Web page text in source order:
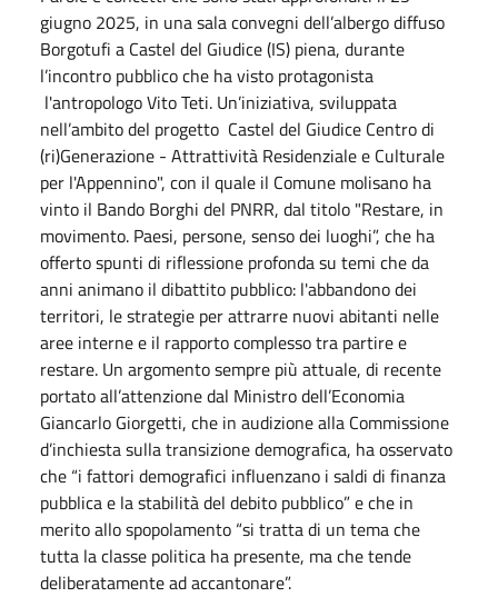
giugno 2025, in una sala convegni dell’albergo diffuso
Borgotufi a Castel del Giudice (IS) piena, durante
l’incontro pubblico che ha visto protagonista
l'antropologo Vito Teti. Un’iniziativa, sviluppata
nell’ambito del progetto Castel del Giudice Centro di
(ri)Generazione - Attrattività Residenziale e Culturale
per l'Appennino", con il quale il Comune molisano ha
vinto il Bando Borghi del PNRR, dal titolo "Restare, in
movimento. Paesi, persone, senso dei luoghi”, che ha
offerto spunti di riflessione profonda su temi che da
anni animano il dibattito pubblico: l'abbandono dei
territori, le strategie per attrarre nuovi abitanti nelle
aree interne e il rapporto complesso tra partire e
restare. Un argomento sempre più attuale, di recente
portato all’attenzione dal Ministro dell’Economia
Giancarlo Giorgetti, che in audizione alla Commissione
d’inchiesta sulla transizione demografica, ha osservato
che “i fattori demografici influenzano i saldi di finanza
pubblica e la stabilità del debito pubblico” e che in
merito allo spopolamento “si tratta di un tema che
tutta la classe politica ha presente, ma che tende
deliberatamente ad accantonare”.